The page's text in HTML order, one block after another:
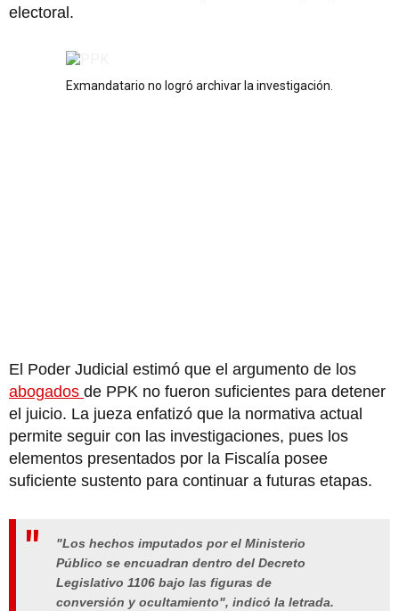
electoral.
Exmandatario no logró archivar la investigación.
El Poder Judicial estimó que el argumento de los
abogados de PPK no fueron suficientes para detener
el juicio. La jueza enfatizó que la normativa actual
permite seguir con las investigaciones, pues los
elementos presentados por la Fiscalía posee
suficiente sustento para continuar a futuras etapas.
"Los hechos imputados por el Ministerio
Público se encuadran dentro del Decreto
Legislativo 1106 bajo las figuras de
conversión y ocultamiento", indicó la letrada.